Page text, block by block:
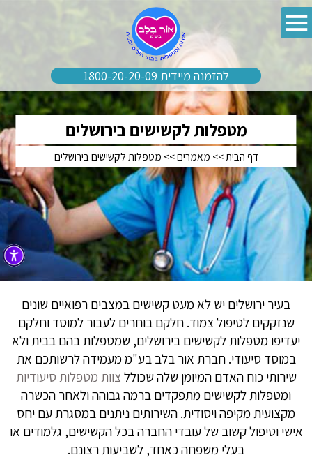
להזמנה מיידית 1800-20-20-09
מטפלות לקשישים בירושלים
דף הבית >> מאמרים>> מטפלות לקשישים בירושלים
בעיר ירושלים יש לא מעט קשישים במצבים רפואיים שונים
שנזקקים לטיפול צמוד. חלקם בוחרים לעבור למוסד וחלקם
יעדיפו מטפלות לקשישים בירושלים, שמטפלות בהם בבית ולא
במוסד סיעודי. חברת אור בלב בע"מ מעמידה לרשותכם את
שירותי כוח האדם המיומן שלה שכולל צוות מטפלות סיעודיות
ומטפלות לקשישים מתפקדים ברמה גבוהה ולאחר הכשרה
מקצועית מקיפה ויסודית. השירותים ניתנים במסגרת עם יחס
אישי וטיפול קשוב של עובדי החברה בכל הקשישים, גלמודים או
בעלי משפחה כאחד, לשביעות רצונם.